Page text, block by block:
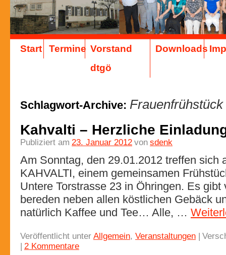
Start Termine Vorstand
dtgö
Downloads
Schlagwort-Archive: Frauenfrühstück
Kahvalti – Herzliche
Publiziert am 23. Januar 2012 von sdenk
Am Sonntag, den 29.01.2012 treffen sich
KAHVALTI, einem gemeinsamen
Untere Torstrasse 23 in Öhringen. Es gibt
bereden neben allen köstlichen Gebäck
natürlich Kaffee und Tee… Alle, …
Veröffentlicht unter Allgemein, Veranstaltungen |
| 2 Kommentare